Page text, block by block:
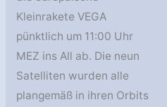
Kleinrakete VEGA
pünktlich um 11:00 Uhr
MEZ ins All ab. Die neun
Satelliten wurden alle
plangemäß in ihren Orbits